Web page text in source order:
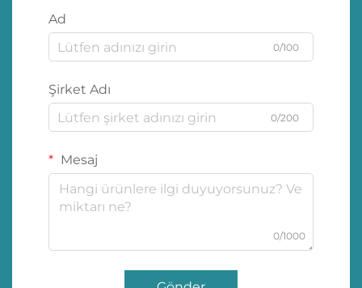
Ad
0/100
Şirket Adı
0/200
Mesaj
0/1000